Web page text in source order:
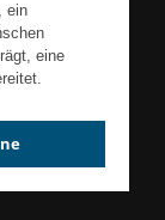
ein
eine